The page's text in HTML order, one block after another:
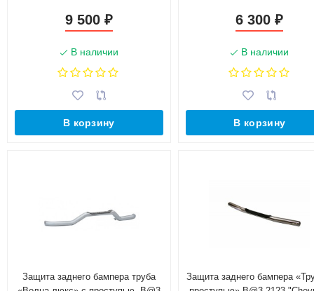
9 500 ₽
В наличии
В корзину
6 300₽
В наличии
В корзину
Защита заднего бампера труба
Защита заднего бампера